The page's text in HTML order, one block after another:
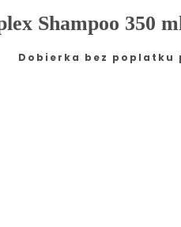
Shampoo 350
Dobierka bez poplatku